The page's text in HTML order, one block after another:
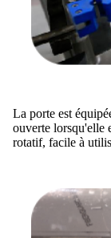
La porte est
ouverte lorsqu'elle
rotatif, facile à